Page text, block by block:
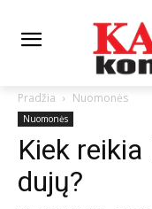
Pradžia Nuomonės
Nuomonės
Kiek
dujų?